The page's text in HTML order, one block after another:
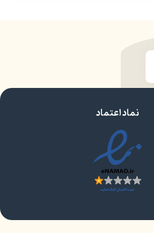
نماد اعتماد